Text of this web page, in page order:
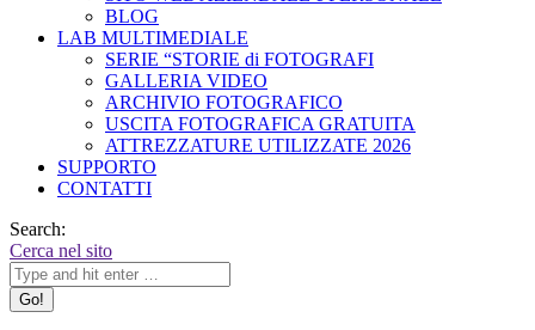
BLOG
LAB MULTIMEDIALE
SERIE “STORIE di FOTOGRAFI
GALLERIA VIDEO
ARCHIVIO FOTOGRAFICO
USCITA FOTOGRAFICA GRATUITA
ATTREZZATURE UTILIZZATE 2026
SUPPORTO
CONTATTI
Search:
Cerca nel sito